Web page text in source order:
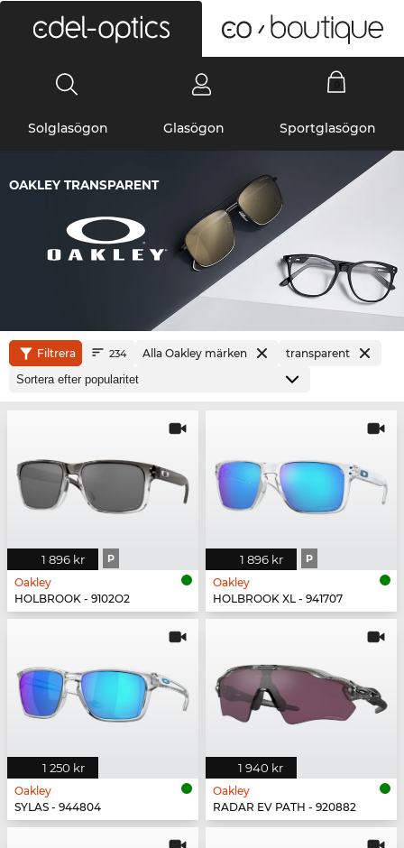
Solglasögon Glasögon Sportglasögon
OAKLEY TRANSPARENT
Filtrera 234 Alla Oakley märken transparent
1 896 kr P
Oakley
HOLBROOK - 9102O2
1 896 kr P
Oakley
HOLBROOK XL - 941707
1 250 kr
Oakley
SYLAS - 944804
1 940 kr
Oakley
RADAR EV PATH - 920882